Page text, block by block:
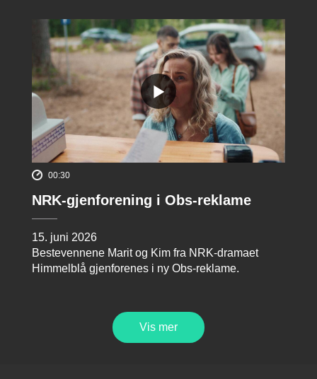
00:30
NRK-gjenforening i Obs-reklame
15. juni 2026
Bestevennene Marit og Kim fra NRK-dramaet
Himmelblå gjenforenes i ny Obs-reklame.
Vis mer